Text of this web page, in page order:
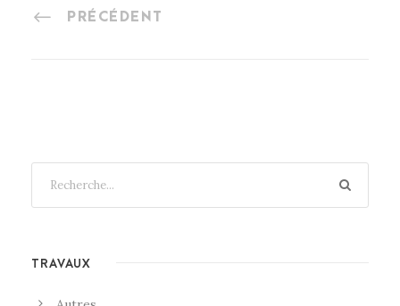
PRÉCÉDENT
TRAVAUX